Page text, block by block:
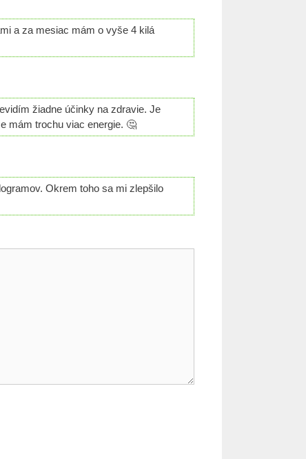
a za mesiac mám o vyše 4 kilá
žiadne účinky na zdravie. Je
mám trochu viac energie. 🤔
Okrem toho sa mi zlepšilo